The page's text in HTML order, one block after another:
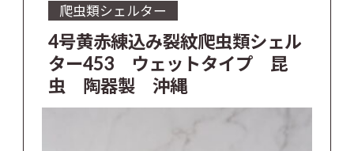
爬虫類シェルター
4号黄赤練込み裂紋爬虫類シェル
ター453 ウェットタイプ 昆
虫 陶器製 沖縄